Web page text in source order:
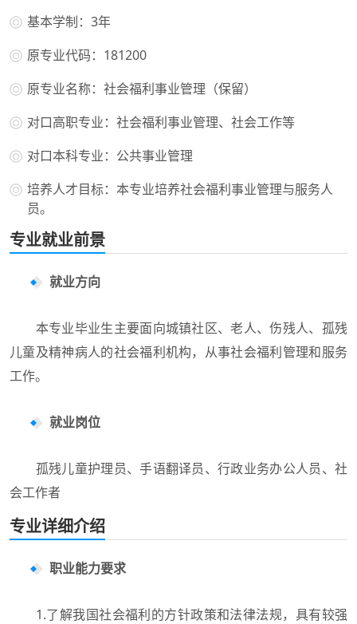
基本学制：3年
原专业代码：181200
原专业名称：社会福利事业管理（保留）
对口高职专业：社会福利事业管理、社会工作等
对口本科专业：公共事业管理
培养人才目标：本专业培养社会福利事业管理与服务人
员。
专业就业前景
就业方向
本专业毕业生主要面向城镇社区、老人、伤残人、孤残
儿童及精神病人的社会福利机构，从事社会福利管理和服务
工作。
就业岗位
孤残儿童护理员、手语翻译员、行政业务办公人员、社
会工作者
专业详细介绍
职业能力要求
1.了解我国社会福利的方针政策和法律法规，具有较强